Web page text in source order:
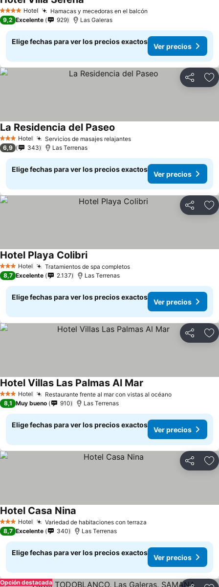
4 EstrellasHotel Hamacas y mecedoras en el balcón
9,2 Excelente 929 Las Galeras
Elige fechas para ver los precios exactos
Ver precios
Compartir
3 Estrellas
Hotel Servicios de masajes relajantesVer precios
La Residencia del Paseo
6,9 343 Las Terrenas
Elige fechas para ver los precios exactos
Ver precios
Compartir
3 Estrellas
Hotel Tratamientos de spa completosVer precios
Hotel Playa ColibriVer precios
8,7 Excelente 2.137 Las Terrenas
Elige fechas para ver los precios exactos
Ver precios
Compartir
3 Estrellas
Hotel Restaurante frente al mar con vistas al océanoVer precios
Hotel Villas Las Palmas Al Mar
8,1 Muy bueno 910 Las Terrenas
Elige fechas para ver los precios exactos
Ver precios
Compartir
3 Estrellas
Hotel Variedad de habitaciones con terraza
Hotel Casa Nina
8,7 Excelente 340 Las Terrenas
Elige fechas para ver los precios exactos
Ver precios
Opción destacada